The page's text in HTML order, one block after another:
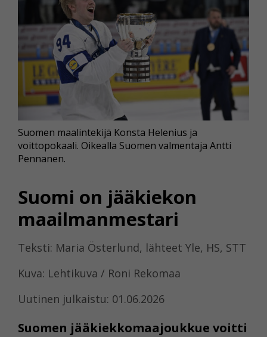
Suomi on jääkiekon
maailmanmestari
Teksti: Maria Österlund, lähteet Yle, HS, STT
Kuva: Lehtikuva / Roni Rekomaa
Uutinen julkaistu: 01.06.2026
Suomen jääkiekkomaajoukkue voitti
Suomen maalintekijä Konsta Helenius ja
voittopokaali. Oikealla Suomen valmentaja Antti
Pennanen.